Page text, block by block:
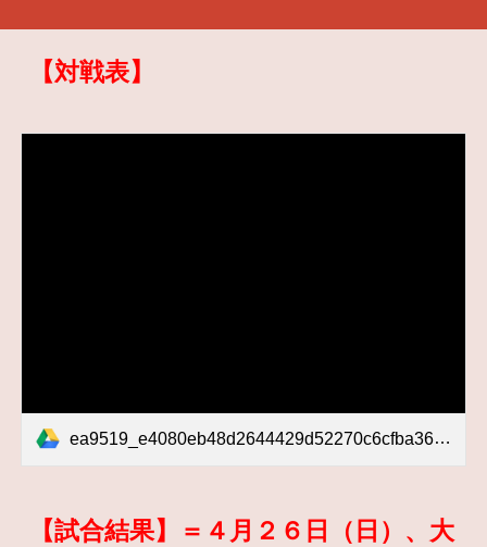
【対戦表】
ea9519_e4080eb48d2644429d52270c6cfba362.pdf
【試合結果】＝４月２６日（日）、大